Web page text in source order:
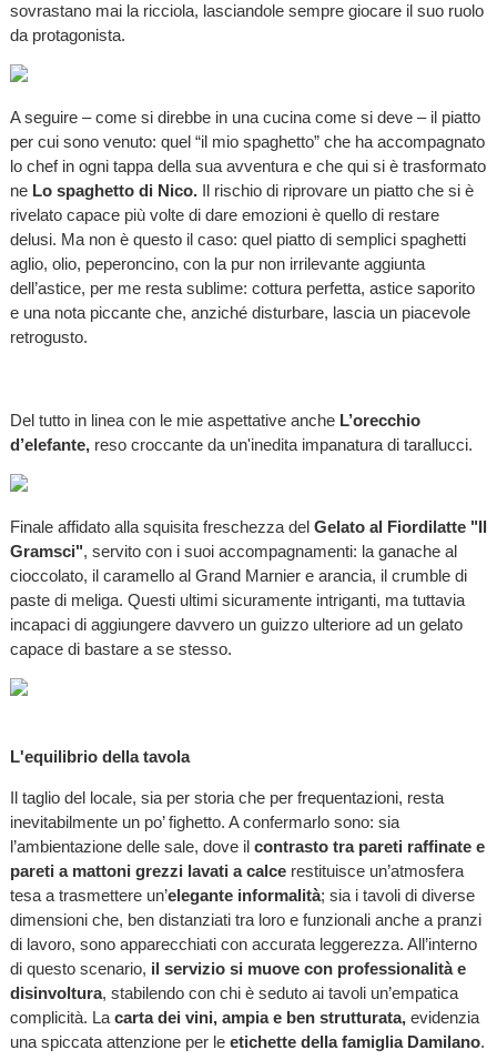
sovrastano mai la ricciola, lasciandole sempre giocare il suo ruolo
da protagonista.
A seguire – come si direbbe in una cucina come si deve – il piatto
per cui sono venuto: quel “il mio spaghetto” che ha accompagnato
lo chef in ogni tappa della sua avventura e che qui si è trasformato
ne Lo spaghetto di Nico.
Il rischio di riprovare un piatto che si è
rivelato capace più volte di dare emozioni è quello di restare
delusi. Ma non è questo il caso: quel piatto di semplici spaghetti
aglio, olio, peperoncino, con la pur non irrilevante aggiunta
dell’astice, per me resta sublime: cottura perfetta, astice saporito
e una nota piccante che, anziché disturbare, lascia un piacevole
retrogusto.
Del tutto in linea con le mie aspettative anche L’orecchio
d’elefante,reso croccante da un'inedita impanatura di tarallucci.
Finale affidato alla squisita freschezza del Gelato al Fiordilatte "Il
Gramsci", servito con i suoi accompagnamenti: la ganache al
cioccolato, il caramello al Grand Marnier e arancia, il crumble di
paste di meliga. Questi ultimi sicuramente intriganti, ma tuttavia
incapaci di aggiungere davvero un guizzo ulteriore ad un gelato
capace di bastare a se stesso.
L'equilibrio della tavola
Il taglio del locale, sia per storia che per frequentazioni, resta
inevitabilmente un po’ fighetto. A confermarlo sono: sia
l’ambientazione delle sale, dove il contrasto tra pareti raffinate e
pareti a mattoni grezzi lavati a calcerestituisce un’atmosfera
tesa a trasmettere un’elegante informalità; sia i tavoli di diverse
dimensioni che, ben distanziati tra loro e funzionali anche a pranzi
di lavoro, sono apparecchiati con accurata leggerezza. All’interno
di questo scenario, il servizio si muove con professionalità e
disinvoltura, stabilendo con chi è seduto ai tavoli un’empatica
complicità. La carta dei vini, ampia e ben strutturata,evidenzia
una spiccata attenzione per le etichette della famiglia Damilano.